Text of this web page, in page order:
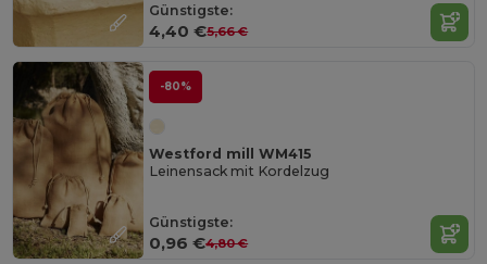
Günstigste:
4,40 €5,66 €
-80%
Westford mill WM415
Leinensack mit Kordelzug
Günstigste:
0,96 €4,80 €